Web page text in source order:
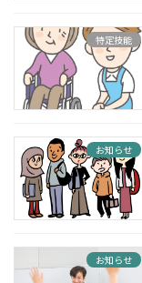
特定技能
お知らせ
お知らせ